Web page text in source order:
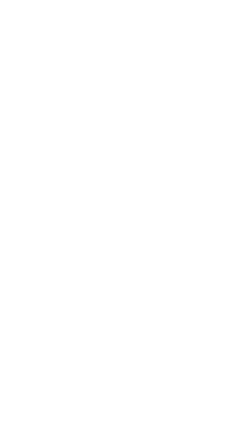
Aktionswochen zu
Hat sich die
können wir
sehr gefragt. Und
sie statt zweimal
Welche weiteren
die Mitarbeitende